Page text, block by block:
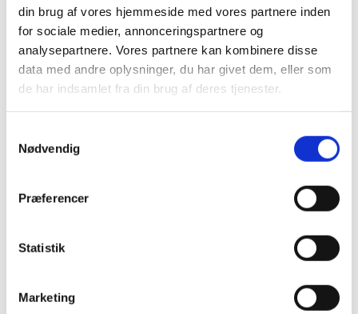
din brug af vores hjemmeside med vores partnere inden
for sociale medier, annonceringspartnere og
analysepartnere. Vores partnere kan kombinere disse
data med andre oplysninger, du har givet dem, eller som
de har indsamlet fra din brug af deres tjenester.
Nødvendig
Præferencer
Statistik
Marketing
Yd hurtig og effektiv support af ”manden i marken”
med RealWear HMT-1 og spar tid og penge på
opgaver, der kan løses ”remote” inden for
inspektion, reparation og vedligehold.
udsatte miljøer.
Med håndfri, stemmestyret kontrol kan du optage,
dokumentere og kommunikere via Microsoft
eller LTE 4G Modem.